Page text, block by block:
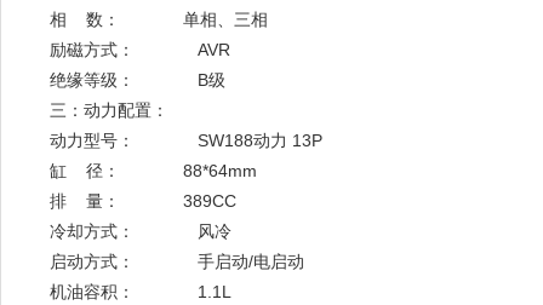
相 数： 单相、三相
励磁方式： AVR
绝缘等级： B级
三：动力配置：
动力型号： SW188动力 13P
缸 径： 88*64mm
排 量： 389CC
冷却方式： 风冷
启动方式： 手启动/电启动
机油容积： 1.1L